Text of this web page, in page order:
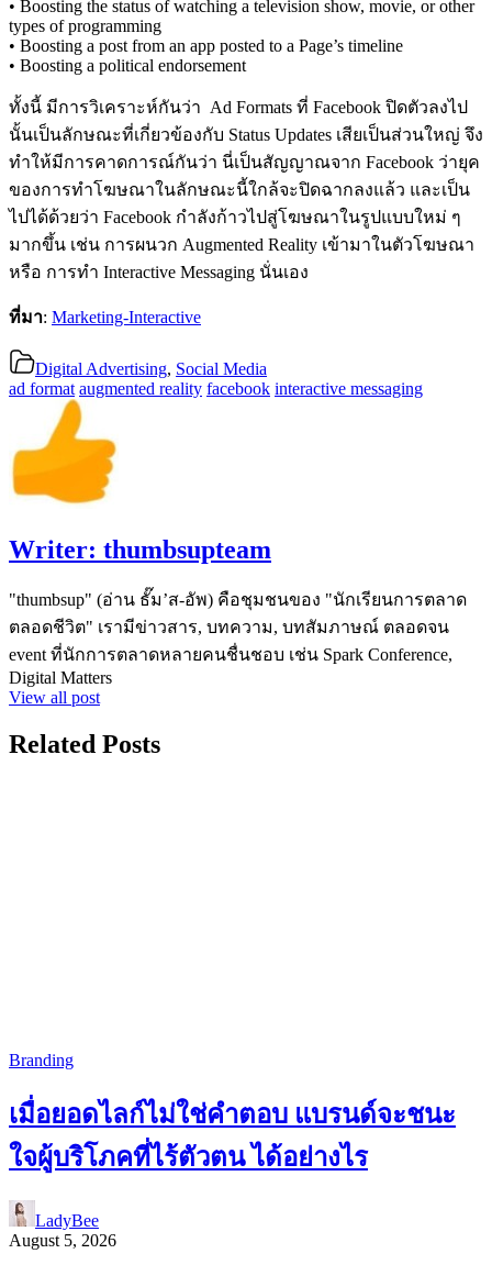
• Boosting the status of watching a television show, movie, or other
types of programming
• Boosting a post from an app posted to a Page’s timeline
• Boosting a political endorsement
ทั้งนี้ มีการวิเคราะห์กันว่า Ad Formats ที่ Facebook ปิดตัวลงไป
นั้นเป็นลักษณะที่เกี่ยวข้องกับ Status Updates เสียเป็นส่วนใหญ่ จึง
ทำให้มีการคาดการณ์กันว่า นี่เป็นสัญญาณจาก Facebook ว่ายุค
ของการทำโฆษณาในลักษณะนี้ใกล้จะปิดฉากลงแล้ว และเป็น
ไปได้ด้วยว่า Facebook กำลังก้าวไปสู่โฆษณาในรูปแบบใหม่ ๆ
มากขึ้น เช่น การผนวก Augmented Reality เข้ามาในตัวโฆษณา
หรือ การทำ Interactive Messaging นั่นเอง
ที่มา: Marketing-Interactive
Digital Advertising, Social Media
ad format augmented reality facebook interactive messaging
Writer: thumbsupteam
"thumbsup" (อ่าน ธั๊ม’ส-อัพ) คือชุมชนของ "นักเรียนการตลาด
ตลอดชีวิต" เรามีข่าวสาร, บทความ, บทสัมภาษณ์ ตลอดจน
event ที่นักการตลาดหลายคนชื่นชอบ เช่น Spark Conference,
Digital Matters
View all post
Related Posts
Branding
เมื่อยอดไลก์ไม่ใช่คำตอบ แบรนด์จะชนะ
ใจผู้บริโภคที่ไร้ตัวตน ได้อย่างไร
LadyBee
August 5, 2026